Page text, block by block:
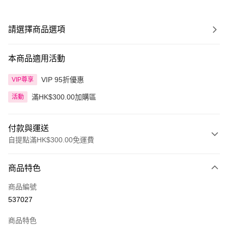
請選擇商品選項
本商品適用活動
VIP尊享 VIP 95折優惠
活動 滿HK$300.00加購區
付款與運送
自提點滿HK$300.00免運費
信用卡
Apple Pay
商品特色
商品編號
537027
商品特色